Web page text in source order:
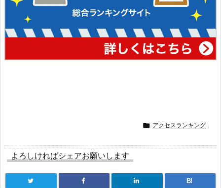
 アクセスランキング
よろしければシェアお願いします
B!